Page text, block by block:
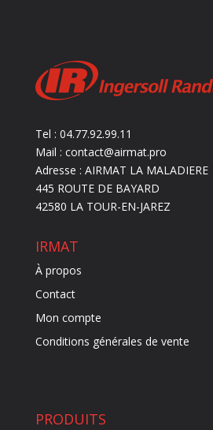
Tel : 04.77.92.99.11
Mail : contact@airmat.pro
Adresse : AIRMAT LA MALADIERE
445 ROUTE DE BAYARD
42580 LA TOUR-EN-JAREZ
IRMAT
À propos
Contact
Mon compte
Conditions générales de vente
PRODUITS